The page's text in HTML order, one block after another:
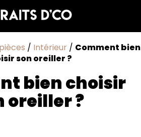
/ Intérieur / Comment bien
son oreiller ?
bien choisir
oreiller ?